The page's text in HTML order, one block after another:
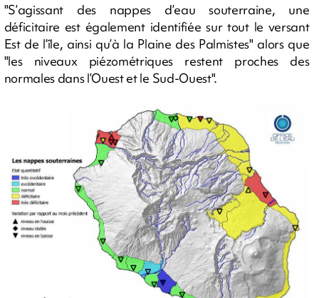
"S’agissant des nappes d’eau souterraine, une
déficitaire est également identifiée sur tout le versant
Est de l’île, ainsi qu’à la Plaine des Palmistes" alors que
"les niveaux piézométriques restent proches des
normales dans l’Ouest et le Sud-Ouest".